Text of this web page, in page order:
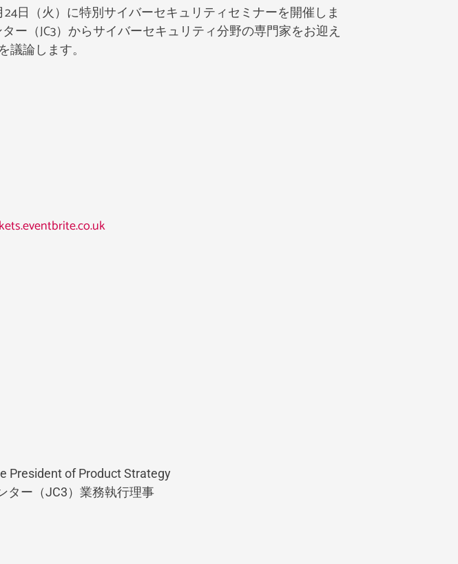
日（火）に特別サイバーセキュリティセミナーを開催しま
ー（JC3）からサイバーセキュリティ分野の専門家をお迎え
論します。
President of Product Strategy
ー（JC3）業務執行理事